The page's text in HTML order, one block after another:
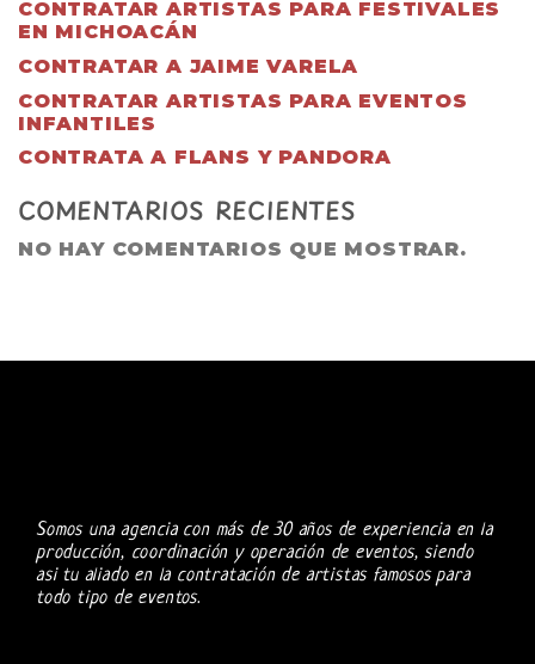
CONTRATAR ARTISTAS PARA FESTIVALES
EN MICHOACÁN
CONTRATAR A JAIME VARELA
CONTRATAR ARTISTAS PARA EVENTOS
INFANTILES
CONTRATA A FLANS Y PANDORA
COMENTARIOS RECIENTES
NO HAY COMENTARIOS QUE MOSTRAR.
Somos una agencia con más de 30 años de experiencia en la
producción, coordinación y operación de eventos, siendo
asi tu aliado en la contratación de artistas famosos para
todo tipo de eventos.